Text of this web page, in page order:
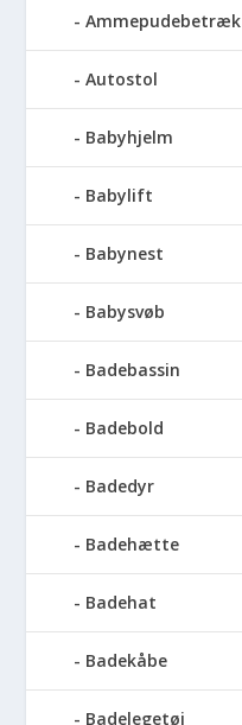
Ammepudebetræk
Autostol
Babyhjelm
Babylift
Babynest
Babysvøb
Badebassin
Badebold
Badedyr
Badehætte
Badehat
Badekåbe
Badelegetøj